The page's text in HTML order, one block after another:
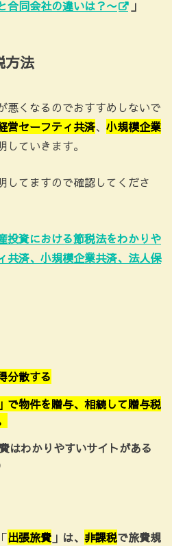
合同会社の違いは？〜
」
方法
悪くなるのでおすすめしないで
営セーフティ共済、 小規模企業
していきます。
してますので確認してくださ
投資における節税法をわかりや
共済、小規模企業共済、法人保
分散する
で物件を贈与、相続して贈与税
はわかりやすいサイトがある
出張旅費 」は、 非課税で旅費規